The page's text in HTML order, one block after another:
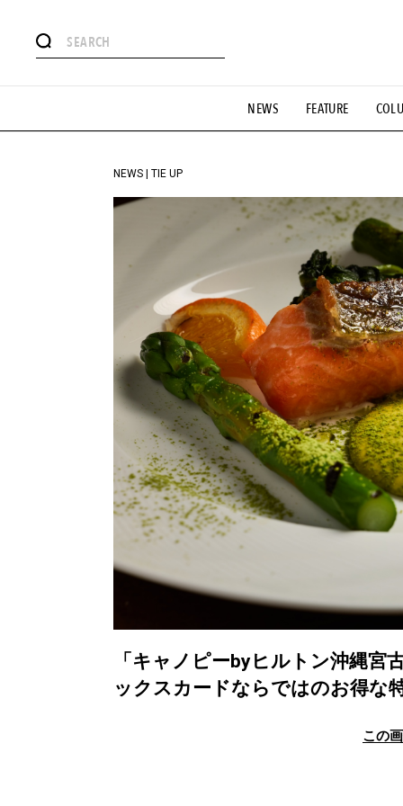
NEWS FEATURE
#憧れの逸品 #ESSENTIAL
#GH 銘品の所以 #フイナムのYouTube #Commune H
#HANDSOME HANDBOOK
NEWS | TIE UP
「キャノピーbyヒルトン沖縄宮
ックスカードならではのお得な
この